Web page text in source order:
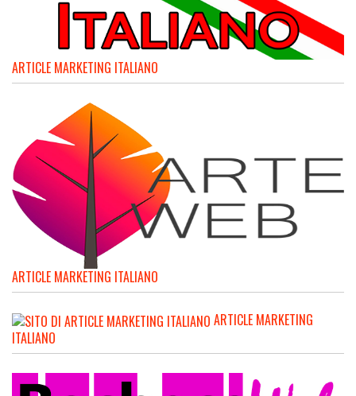
ARTICLE MARKETING ITALIANO
ARTICLE MARKETING ITALIANO
ARTICLE MARKETING
ITALIANO